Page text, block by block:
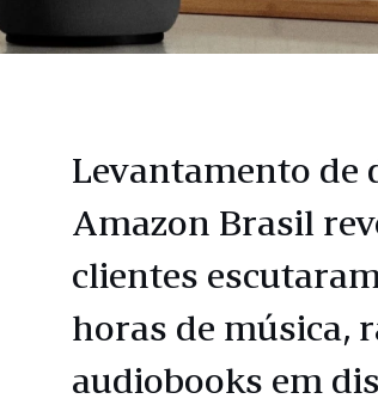
Levantamento de
Amazon Brasil
clientes
horas de música,
audiobooks em